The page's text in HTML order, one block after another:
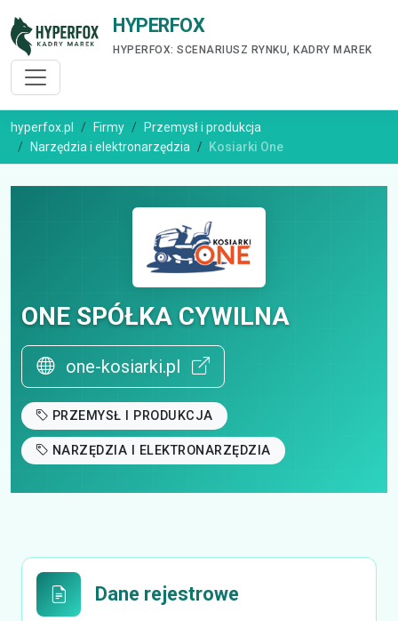
HYPERFOX
HYPERFOX: SCENARIUSZ RYNKU, KADRY MAREK
hyperfox.pl Firmy
Przemysł i produkcja
Narzędzia i elektronarzędzia
Kosiarki One
ONE SPÓŁKA CYWILNA
one-kosiarki.pl
PRZEMYSŁ I PRODUKCJA
NARZĘDZIA I ELEKTRONARZĘDZIA
Dane rejestrowe